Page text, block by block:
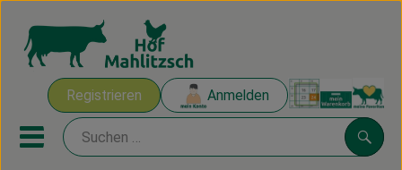
Registrieren Anmelden
Mobiles Menu öffnen oder